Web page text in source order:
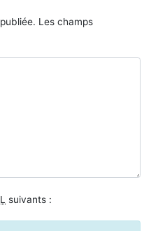
Les champs
suivants :